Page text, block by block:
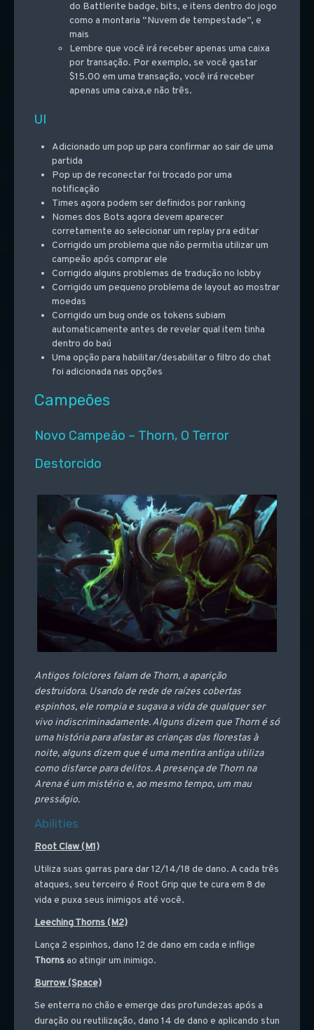
do Battlerite badge, bits, e itens dentro do jogo
como a montaria “Nuvem de tempestade”, e
mais
Lembre que você irá receber apenas uma caixa
por transação. Por exemplo, se você gastar
$15.00 em uma transação, você irá receber
apenas uma caixa,e não três.
UI
Adicionado um pop up para confirmar ao sair de uma
partida
Pop up de reconectar foi trocado por uma
notificação
Times agora podem ser definidos por ranking
Nomes dos Bots agora devem aparecer
corretamente ao selecionar um replay pra editar
Corrigido um problema que não permitia utilizar um
campeão após comprar ele
Corrigido alguns problemas de tradução no lobby
Corrigido um pequeno problema de layout ao mostrar
moedas
Corrigido um bug onde os tokens subiam
automaticamente antes de revelar qual item tinha
dentro do baú
Uma opção para habilitar/desabilitar o filtro do chat
foi adicionada nas opções
Campeões
Novo Campeão – Thorn, O Terror
Destorcido
Antigos folclores falam de Thorn, a aparição
destruidora. Usando de rede de raízes cobertas
espinhos, ele rompia e sugava a vida de qualquer ser
vivo indiscriminadamente. Alguns dizem que Thorn é só
uma história para afastar as crianças das florestas à
noite, alguns dizem que é uma mentira antiga utiliza
como disfarce para delitos. A presença de Thorn na
Arena é um mistério e, ao mesmo tempo, um mau
presságio.
Abilities
Root Claw (M1)
Utiliza suas garras para dar 12/14/18 de dano. A cada três
ataques, seu terceiro é Root Grip que te cura em 8 de
vida e puxa seus inimigos até você.
Leeching Thorns (M2)
Lança 2 espinhos, dano 12 de dano em cada e inflige
Thornsao atingir um inimigo.
Burrow (Space)
Se enterra no chão e emerge das profundezas após a
duração ou reutilização, dano 14 de dano e aplicando stun